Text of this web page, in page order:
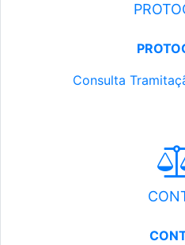
Consulta